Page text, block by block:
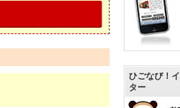
ひごなび！
ター